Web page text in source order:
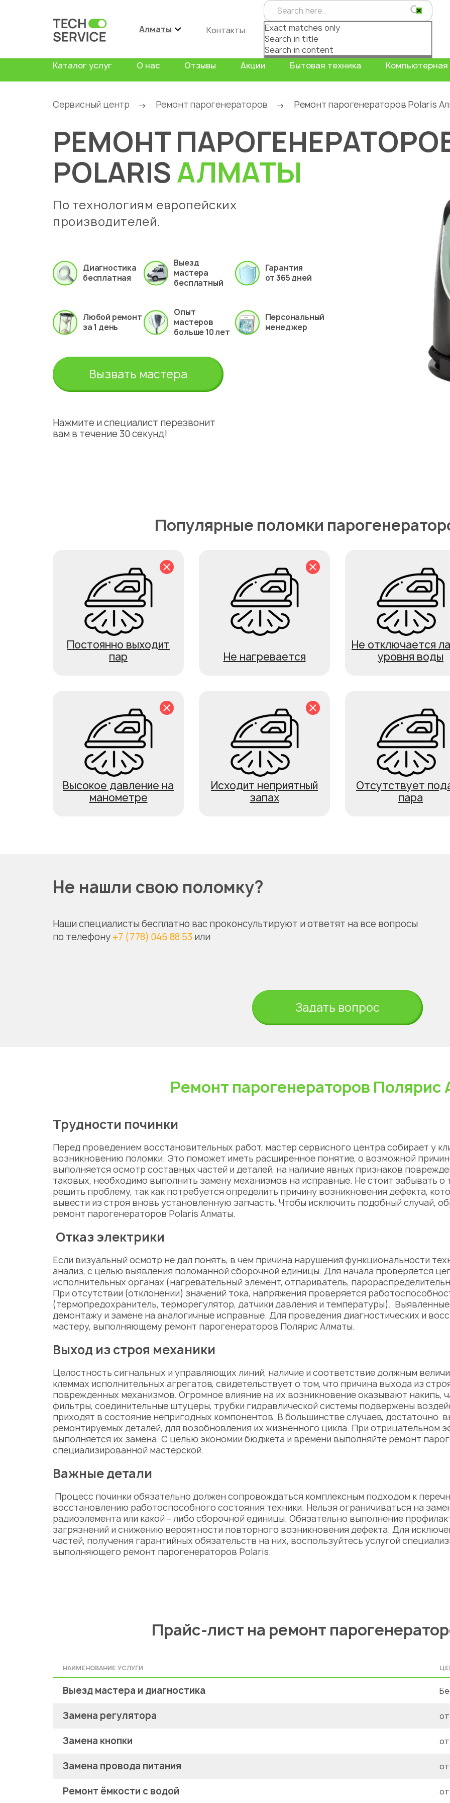
Алматы Контакты
Exact matches only
Search in title
Search in content
Каталог услуг О нас Отзывы Акции Бытовая техника Компьютерная
Сервисный центр → Ремонт парогенераторов → Ремонт парогенераторов Polaris
РЕМОНТ
POLARISАЛМАТЫ
По технологиям европейских
производителей.
Диагностика
бесплатная
Выезд
мастера
бесплатный
Гарантия
от 365 дней
Любой ремонт
за 1 день
Опыт
мастеров
больше 10 лет
Персональный
менеджер
Вызвать мастера
Нажмите и специалист перезвонит
вам в течение 30 секунд!
Популярные поломки
Постоянно выходит
пар
Не нагревается
Не отключается
уровня воды
Высокое давление на
манометре
Исходит неприятный
запах
Отсутствует
пара
Не нашли свою поломку?
Наши специалисты бесплатно вас проконсультируют и ответят на все вопросы
по телефону +7 (778) 046 88 53 или
Задать вопрос
Ремонт парогенераторов Полярис
Трудности починки
Перед проведением восстановительных работ, мастер сервисного центра собирает у
возникновению поломки. Это поможет иметь расширенное понятие, о возможной
выполняется осмотр составных частей и деталей, на наличие явных признаков
таковых, необходимо выполнить замену механизмов на исправные. Не стоит забывать о
решить проблему, так как потребуется определить причину возникновения дефекта,
вывести из строя вновь установленную запчасть. Чтобы исключить подобный случай,
ремонт парогенераторов Polaris Алматы.
Отказ электрики
Если визуальный осмотр не дал понять, в чем причина нарушения функциональности
анализ, с целью выявления поломанной сборочной единицы. Для начала проверяется
исполнительных органах (нагревательный элемент, отпариватель,
При отсутствии (отклонении) значений тока, напряжения проверяется
(термопредохранитель, терморегулятор, датчики давления и температуры).
демонтажу и замене на аналогичные исправные. Для проведения диагностических и
мастеру, выполняющему ремонт парогенераторов Полярис Алматы.
Выход из строя механики
Целостность сигнальных и управляющих линий, наличие и соответствие должным
клеммах исполнительных агрегатов, свидетельствует о том, что причина выхода из
поврежденных механизмов. Огромное влияние на их возникновение оказывают накипь,
фильтры, соединительные штуцеры, трубки гидравлической системы подвержены
приходят в состояние непригодных компонентов. В большинстве случаев, достаточно
ремонтируемых деталей, для возобновления их жизненного цикла. При отрицательном
выполняется их замена. С целью экономии бюджета и времени выполняйте ремонт
специализированной мастерской.
Важные детали
Процесс починки обязательно должен сопровождаться комплексным подходом к
восстановлению работоспособного состояния техники. Нельзя ограничиваться на
радиоэлемента или какой – либо сборочной единицы. Обязательно выполнение
загрязнений и снижению вероятности повторного возникновения дефекта. Для
частей, получения гарантийных обязательств на них, воспользуйтесь услугой
выполняющего ремонт парогенераторов Polaris.
Прайс-лист на ремонт
НАИМЕНОВАНИЕ УСЛУГИ
Выезд мастера и диагностика
Замена регулятора
Замена кнопки
Замена провода питания
Ремонт ёмкости с водой